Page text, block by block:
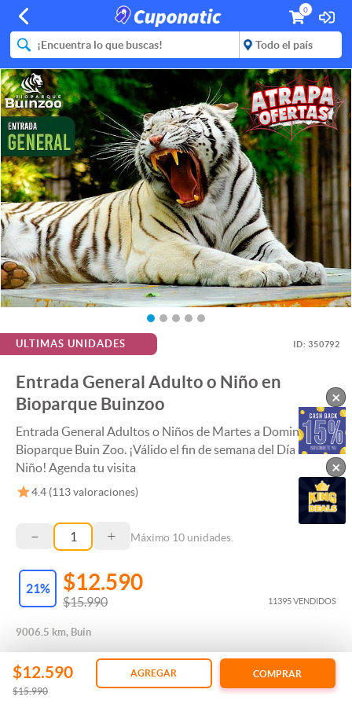
0
ULTIMAS UNIDADES ID:350792
Entrada General Adulto o Niño en
Bioparque Buinzoo
Entrada General Adultos o Niños de Martes a Domingo en
Bioparque Buin Zoo. ¡Válido el fin de semana del Día del
Niño! Agenda tu visita
4.4 (113 valoraciones)
– + Máximo 10 unidades.
21% $12.590
$15.990 11395 VENDIDOS
9006.5 km, Buin
$12.590
$15.990
AGREGAR COMPRAR
×
×